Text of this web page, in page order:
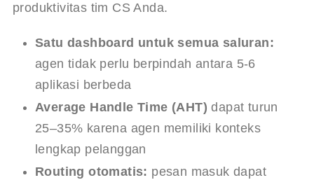
produktivitas tim CS Anda.
Satu dashboard untuk semua saluran:
agen tidak perlu berpindah antara 5-6
aplikasi berbeda
Average Handle Time (AHT) dapat turun
25–35% karena agen memiliki konteks
lengkap pelanggan
Routing otomatis: pesan masuk dapat